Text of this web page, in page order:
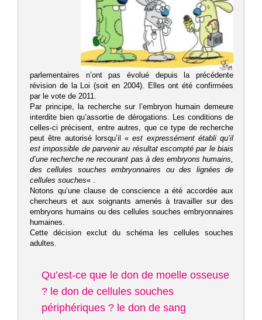
parlementaires n’ont pas évolué depuis la précédente
révision de la Loi (soit en 2004). Elles ont été confirmées
par le vote de 2011.
Par principe, la recherche sur l’embryon humain demeure
interdite bien qu’assortie de dérogations. Les conditions de
celles-ci précisent, entre autres, que ce type de recherche
peut être autorisé lorsqu’il «est expressément établi qu’il
est impossible de parvenir au résultat escompté par le biais
d’une recherche ne recourant pas à des embryons humains,
des cellules souches embryonnaires ou des lignées de
cellules souches« .
Notons qu’une clause de conscience a été accordée aux
chercheurs et aux soignants amenés à travailler sur des
embryons humains ou des cellules souches embryonnaires
humaines.
Cette décision exclut du schéma les cellules souches
adultes.
Qu’est-ce que le don de moelle osseuse
? le don de cellules souches
périphériques ? le don de sang